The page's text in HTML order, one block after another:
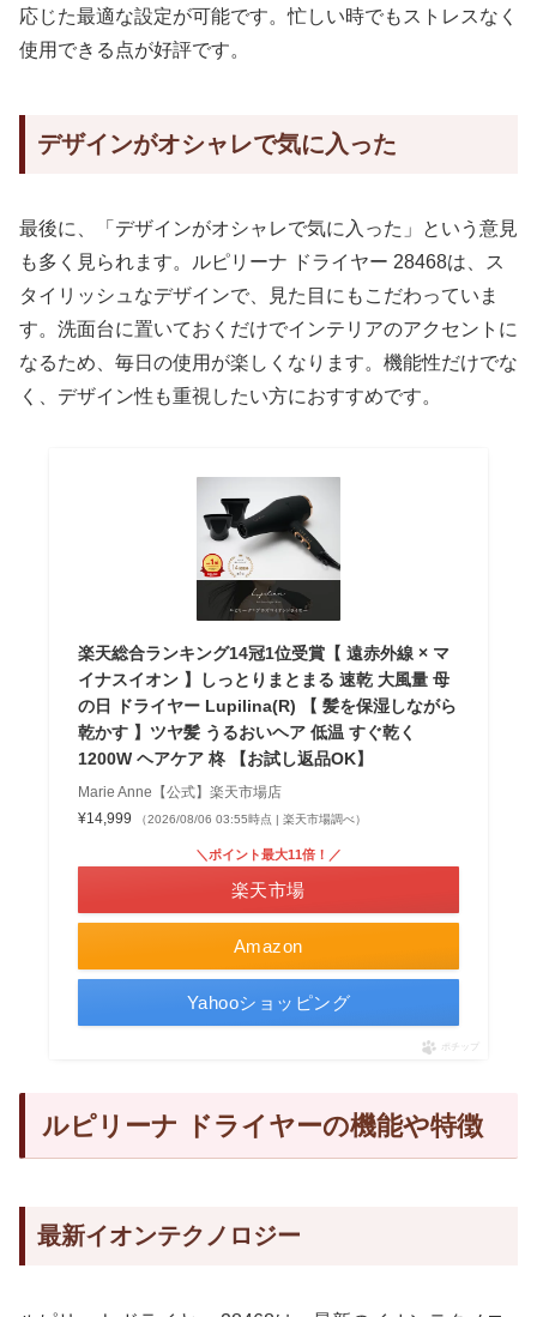
応じた最適な設定が可能です。忙しい時でもストレスなく
使用できる点が好評です。
デザインがオシャレで気に入った
最後に、「デザインがオシャレで気に入った」という意見
も多く見られます。ルピリーナ ドライヤー 28468は、ス
タイリッシュなデザインで、見た目にもこだわっていま
す。洗面台に置いておくだけでインテリアのアクセントに
なるため、毎日の使用が楽しくなります。機能性だけでな
く、デザイン性も重視したい方におすすめです。
楽天総合ランキング14冠1位受賞【 遠赤外線 × マ
イナスイオン 】しっとりまとまる 速乾 大風量 母
の日 ドライヤー Lupilina(R) 【 髪を保湿しながら
乾かす 】ツヤ髪 うるおいヘア 低温 すぐ乾く
1200W ヘアケア 柊 【お試し返品OK】
Marie Anne【公式】楽天市場店
¥14,999
（2026/08/06 03:55時点 | 楽天市場調べ）
Amazon
＼ポイント最大11倍！／
楽天市場
Yahooショッピング
ポチップ
ルピリーナ ドライヤーの機能や特徴
最新イオンテクノロジー